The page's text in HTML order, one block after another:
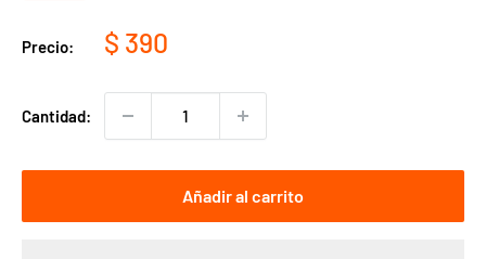
Precio:
Precio
venta
$ 390
Cantidad:
Añadir al carrito